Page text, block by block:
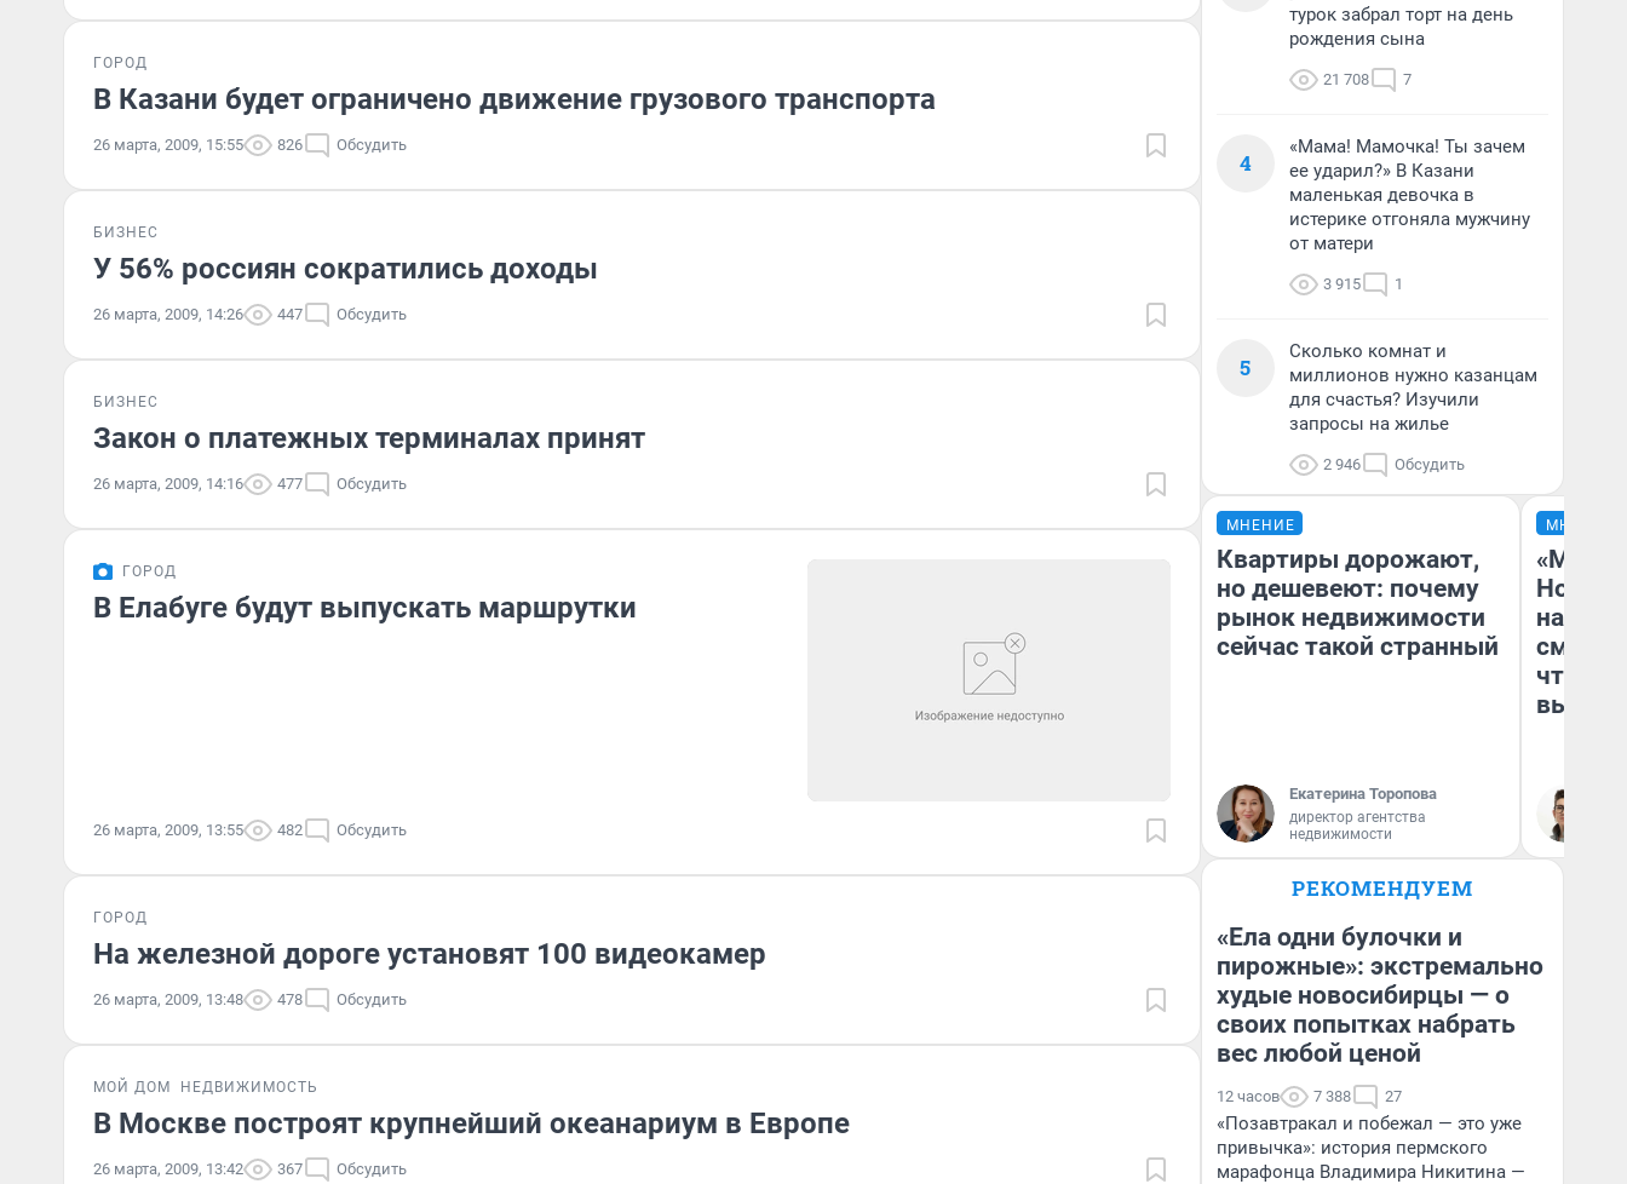
ГОРОД
В Казани будет ограничено движение грузового транспорта
26 марта, 2009, 15:55 826 Обсудить
БИЗНЕС
У 56% россиян сократились доходы
26 марта, 2009, 14:26 447 Обсудить
БИЗНЕС
Закон о платежных терминалах принят
26 марта, 2009, 14:16 477 Обсудить
ГОРОД
В Елабуге будут выпускать маршрутки
26 марта, 2009, 13:55 482 Обсудить
ГОРОД
На железной дороге установят 100 видеокамер
26 марта, 2009, 13:48 478 Обсудить
МОЙ ДОМ НЕДВИЖИМОСТЬ
В Москве построят крупнейший океанариум в Европе
26 марта, 2009, 13:42 367 Обсудить
турок забрал торт на день
рождения сына
21 708 7
4
«Мама! Мамочка! Ты зачем
ее ударил?» В Казани
маленькая девочка в
истерике отгоняла мужчину
от матери
3 915 1
5
Сколько комнат и
миллионов нужно казанцам
для счастья? Изучили
запросы на жилье
2 946 Обсудить
МНЕНИЕ
Квартиры дорожают,
но дешевеют: почему
рынок недвижимости
сейчас такой странный
Екатерина Торопова
директор агентства
недвижимости
МНЕНИЕ
«Мы
чтобы
РЕКОМЕНДУЕМ
«Ела одни булочки и
пирожные»: экстремально
худые новосибирцы — о
своих попытках набрать
вес любой ценой
12 часов 7 388 27
«Позавтракал и побежал — это уже
привычка»: история пермского
марафонца Владимира Никитина —